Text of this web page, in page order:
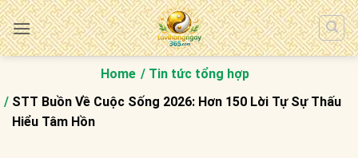
Bỏ
qua
nội
Home
Tin tức tổng hợp
STT Buồn Về Cuộc Sống 2026: Hơn 150 Lời Tự Sự Thấu
Hiểu Tâm Hồn